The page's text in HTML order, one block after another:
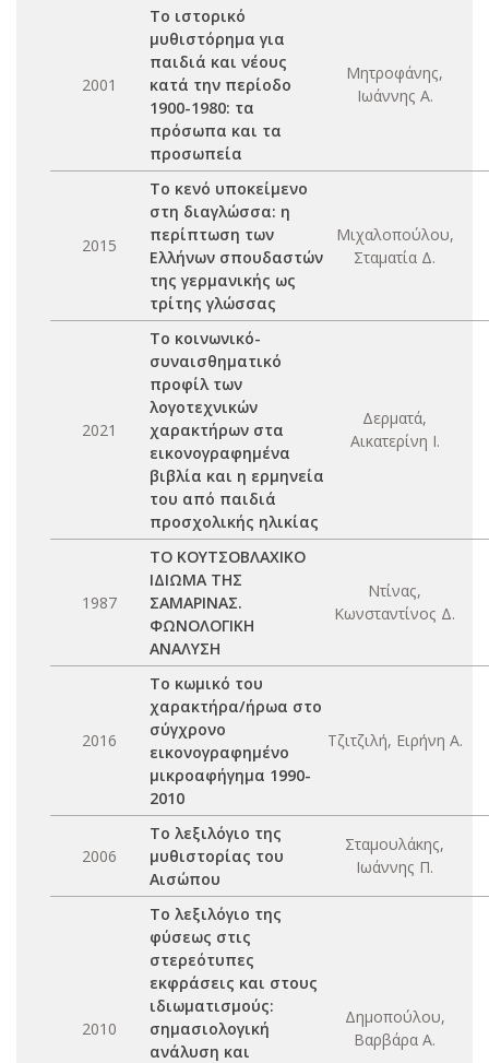
2001
Το ιστορικό
μυθιστόρημα για
παιδιά και νέους
κατά την περίοδο
1900-1980: τα
πρόσωπα και τα
προσωπεία
Μητροφάνης,
Ιωάννης Α.
2015
Το κενό υποκείμενο
στη διαγλώσσα: η
περίπτωση των
Ελλήνων σπουδαστών
της γερμανικής ως
τρίτης γλώσσας
Μιχαλοπούλου,
Σταματία Δ.
2021
Το κοινωνικό-
συναισθηματικό
προφίλ των
λογοτεχνικών
χαρακτήρων στα
εικονογραφημένα
βιβλία και η ερμηνεία
του από παιδιά
προσχολικής ηλικίας
Δερματά,
Αικατερίνη Ι.
1987
ΤΟ ΚΟΥΤΣΟΒΛΑΧΙΚΟ
ΙΔΙΩΜΑ ΤΗΣ
ΣΑΜΑΡΙΝΑΣ.
ΦΩΝΟΛΟΓΙΚΗ
ΑΝΑΛΥΣΗ
Ντίνας,
Κωνσταντίνος Δ.
2016
Το κωμικό του
χαρακτήρα/ήρωα στο
σύγχρονο
εικονογραφημένο
μικροαφήγημα 1990-
2010
Τζιτζιλή, Ειρήνη Α.
2006
Το λεξιλόγιο της
μυθιστορίας του
Αισώπου
Σταμουλάκης,
Ιωάννης Π.
2010
Το λεξιλόγιο της
φύσεως στις
στερεότυπες
εκφράσεις και στους
ιδιωματισμούς:
σημασιολογική
ανάλυση και
Δημοπούλου,
Βαρβάρα Α.